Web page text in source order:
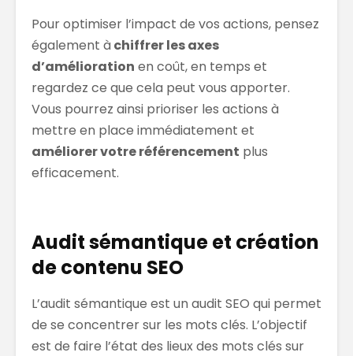
Pour optimiser l’impact de vos actions, pensez
également à chiffrer les axes
d’amélioration en coût, en temps et
regardez ce que cela peut vous apporter.
Vous pourrez ainsi prioriser les actions à
mettre en place immédiatement et
améliorer votre référencement plus
efficacement.
Audit sémantique et création
de contenu SEO
L’audit sémantique est un audit SEO qui permet
de se concentrer sur les mots clés. L’objectif
est de faire l’état des lieux des mots clés sur